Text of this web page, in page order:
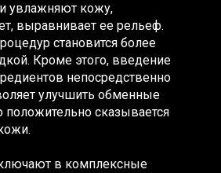
увлажняют кожу,
выравнивает ее рельеф.
становится более
Кроме этого, введение
непосредственно
улучшить обменные
положительно сказывается
в комплексные